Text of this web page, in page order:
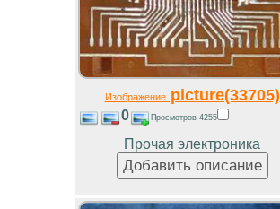
Изображениеpicture(33705)
0 Просмотров 4255
Прочая электроника